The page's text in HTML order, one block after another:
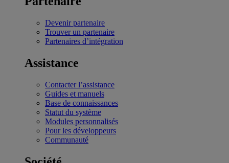
Devenir partenaire
Trouver un partenaire
Partenaires d’intégration
Assistance
Contacter l’assistance
Guides et manuels
Base de connaissances
Statut du système
Modules personnalisés
Pour les développeurs
Communauté